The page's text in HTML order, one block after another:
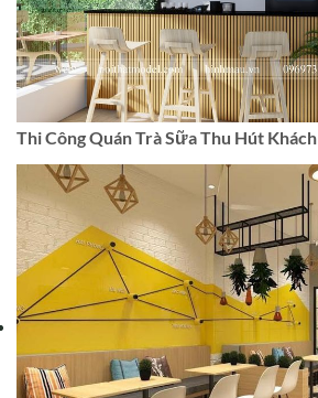
Thi Công Quán Trà Sữa Thu Hút Khách